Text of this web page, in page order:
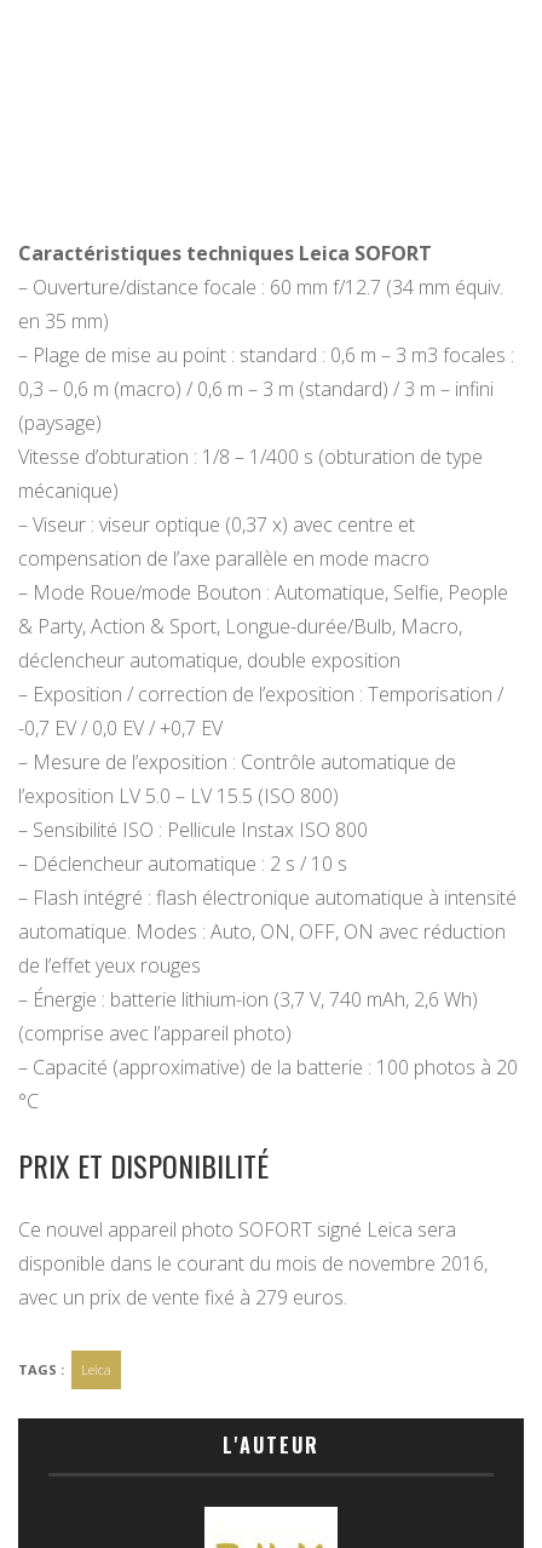
Caractéristiques techniques Leica SOFORT
– Ouverture/distance focale : 60 mm f/12.7 (34 mm équiv.
en 35 mm)
– Plage de mise au point : standard : 0,6 m – 3 m3 focales :
0,3 – 0,6 m (macro) / 0,6 m – 3 m (standard) / 3 m – infini
(paysage)
Vitesse d’obturation : 1/8 – 1/400 s (obturation de type
mécanique)
– Viseur : viseur optique (0,37 x) avec centre et
compensation de l’axe parallèle en mode macro
– Mode Roue/mode Bouton : Automatique, Selfie, People
& Party, Action & Sport, Longue-durée/Bulb, Macro,
déclencheur automatique, double exposition
– Exposition / correction de l’exposition : Temporisation /
-0,7 EV / 0,0 EV / +0,7 EV
– Mesure de l’exposition : Contrôle automatique de
l’exposition LV 5.0 – LV 15.5 (ISO 800)
– Sensibilité ISO : Pellicule Instax ISO 800
– Déclencheur automatique : 2 s / 10 s
– Flash intégré : flash électronique automatique à intensité
automatique. Modes : Auto, ON, OFF, ON avec réduction
de l’effet yeux rouges
– Énergie : batterie lithium-ion (3,7 V, 740 mAh, 2,6 Wh)
(comprise avec l’appareil photo)
– Capacité (approximative) de la batterie : 100 photos à 20
°C
PRIX ET DISPONIBILITÉ
Ce nouvel appareil photo SOFORT signé Leica sera
disponible dans le courant du mois de novembre 2016,
avec un prix de vente fixé à 279 euros.
TAGS : Leica
L'AUTEUR